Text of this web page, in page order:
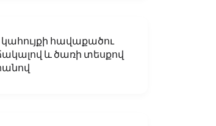
հավաքածու
և ծառի տեսքով